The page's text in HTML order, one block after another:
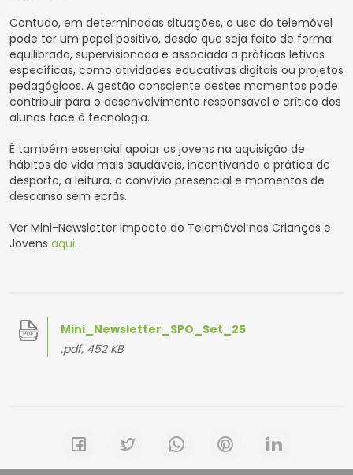
Contudo, em determinadas situações, o uso do telemóvel
pode ter um papel positivo, desde que seja feito de forma
equilibrada, supervisionada e associada a práticas letivas
específicas, como atividades educativas digitais ou projetos
pedagógicos. A gestão consciente destes momentos pode
contribuir para o desenvolvimento responsável e crítico dos
alunos face à tecnologia.
É também essencial apoiar os jovens na aquisição de
hábitos de vida mais saudáveis, incentivando a prática de
desporto, a leitura, o convívio presencial e momentos de
descanso sem ecrãs.
Ver Mini-Newsletter Impacto do Telemóvel nas Crianças e
Jovens aqui.
Mini_Newsletter_SPO_Set_25
.pdf, 452 KB